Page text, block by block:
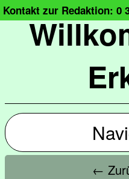
Kontakt zur Redaktion: 0
←